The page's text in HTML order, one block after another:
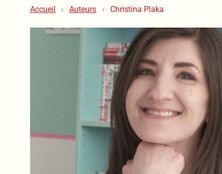
Accueil Auteurs Christina Plaka